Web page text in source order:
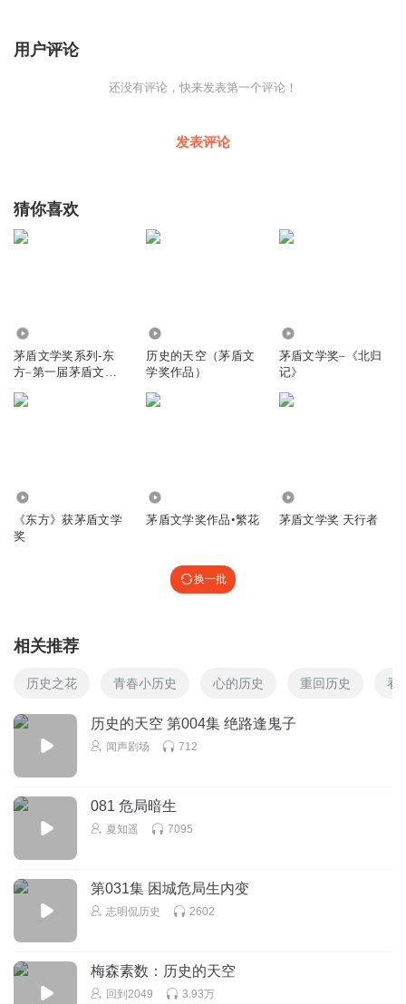
用户评论
还没有评论，快来发表第一个评论！
发表评论
猜你喜欢
茅盾文学奖系列-东
方–第一届茅盾文学
历史的天空（茅盾文
学奖作品）
茅盾文学奖–《北归
记》
《东方》获茅盾文学
奖
茅盾文学奖作品•繁花 茅盾文学奖 天行者
换一批
相关推荐
历史之花 青春小历史 心的历史 重回历史 看
历史的天空 第004集 绝路逢鬼子
闻声剧场 712
081 危局暗生
夏知遥 7095
第031集 困城危局生内变
志明侃历史 2602
梅森素数：历史的天空
回到2049 3.93万